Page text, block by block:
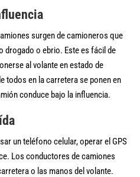
surgen de camioneros que
drogado o ebrio. Este es fácil de
al volante en estado de
todos en la carretera se ponen en
conduce bajo la influencia.
un teléfono celular, operar el GPS
Los conductores de camiones
o las manos del volante.